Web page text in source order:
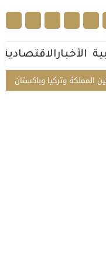
الأخبارالاقتصادية
وتركيا وباكستان